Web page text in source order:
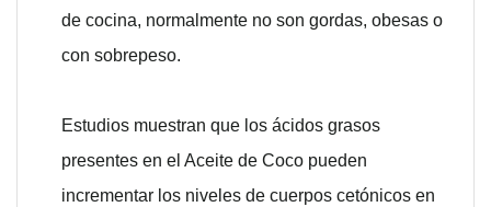
de cocina, normalmente no son gordas, obesas o
con sobrepeso.
Estudios muestran que los ácidos grasos
presentes en el Aceite de Coco pueden
incrementar los niveles de cuerpos cetónicos en